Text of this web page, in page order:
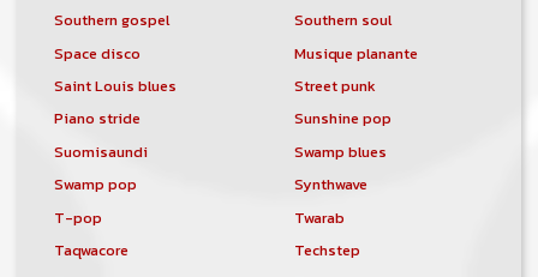
Southern gospel
Southern soul
Space disco
Musique planante
Saint Louis blues
Street punk
Piano stride
Sunshine pop
Suomisaundi
Swamp blues
Swamp pop
Synthwave
T-pop
Twarab
Taqwacore
Techstep